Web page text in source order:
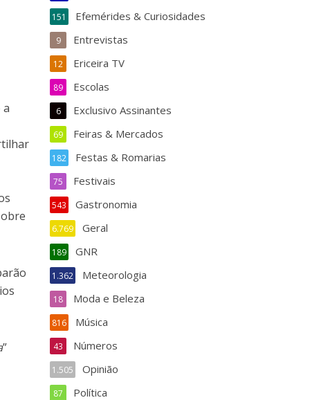
a
”
Efemérides & Curiosidades
151
Entrevistas
9
Ericeira TV
12
Escolas
89
Exclusivo Assinantes
6
Feiras & Mercados
69
Festas & Romarias
182
Festivais
75
Gastronomia
543
Geral
6.769
GNR
189
Meteorologia
1.362
Moda e Beleza
18
Música
816
Números
43
Opinião
1.505
Política
87